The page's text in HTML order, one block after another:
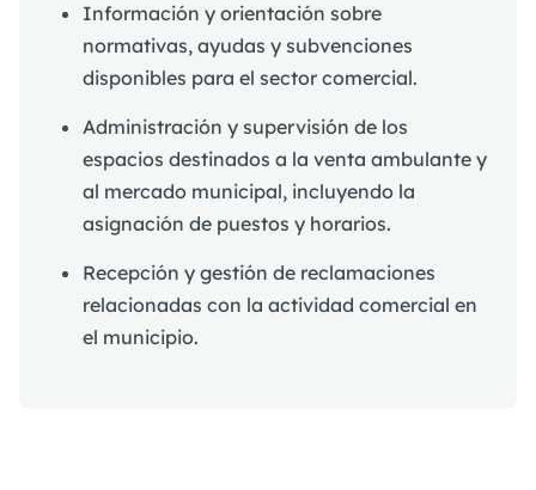
Información y orientación sobre
normativas, ayudas y subvenciones
disponibles para el sector comercial.
Administración y supervisión de los
espacios destinados a la venta ambulante y
al mercado municipal, incluyendo la
asignación de puestos y horarios.
Recepción y gestión de reclamaciones
relacionadas con la actividad comercial en
el municipio.